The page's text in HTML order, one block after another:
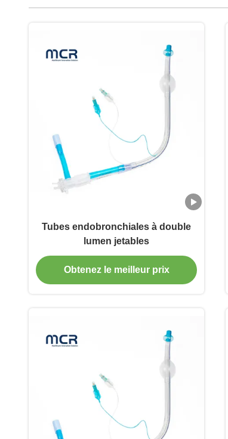
Tubes endobronchiales à double
lumen jetables
Obtenez le meilleur prix